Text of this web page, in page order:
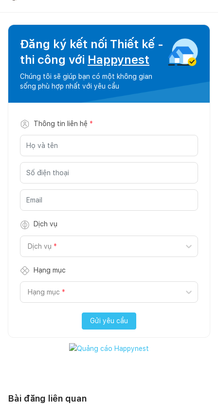
Đăng ký kết nối Thiết kế -
thi công với Happynest
Chúng tôi sẽ giúp bạn có một không gian
sống phù hợp nhất với yêu cầu
Thông tin liên hệ *
Dịch vụ
Dịch vụ *
Hạng mục
Hạng mục *
Gửi yêu cầu
Bài đăng liên quan